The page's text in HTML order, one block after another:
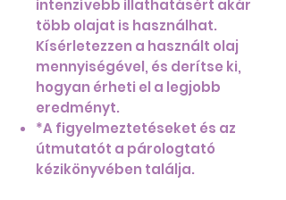
intenzívebb illathatásért akár
több olajat is használhat.
Kísérletezzen a használt olaj
mennyiségével, és derítse ki,
hogyan érheti el a legjobb
eredményt.
*A figyelmeztetéseket és az
útmutatót a párologtató
kézikönyvében találja.